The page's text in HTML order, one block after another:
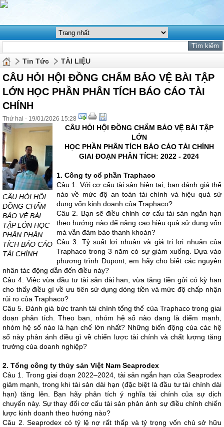
Tin Tức TÀI LIỆU
CÂU HỎI HỘI ĐỒNG CHẤM BẢO VỆ BÀI TẬP
LỚN HỌC PHẦN PHÂN TÍCH BÁO CÁO TÀI
CHÍNH
Thứ hai - 19/01/2026 15:28
CÂU HỎI HỘI
ĐỒNG CHẤM
BẢO VỆ BÀI
TẬP LỚN HỌC
PHẦN PHÂN
TÍCH BÁO CÁO
TÀI CHÍNH
CÂU HỎI HỘI ĐỒNG CHẤM BẢO VỆ BÀI TẬP
LỚN
HỌC PHẦN PHÂN TÍCH BÁO CÁO TÀI CHÍNH
GIAI ĐOẠN PHÂN TÍCH: 2022 - 2024
1. Công ty cổ phần Traphaco
Câu 1. Với cơ cấu tài sản hiện tại, bạn đánh giá thế
nào về mức độ an toàn tài chính và hiệu quả sử
dụng vốn kinh doanh của Traphaco?
Câu 2. Bạn sẽ điều chỉnh cơ cấu tài sản ngắn hạn
theo hướng nào để nâng cao hiệu quả sử dụng vốn
mà vẫn đảm bảo thanh khoản?
Câu 3. Tỷ suất lợi nhuận và giá trị lợi nhuận của
Traphaco trong 3 năm có sự giảm xuống. Dựa vào
phương trình Dupont, em hãy cho biết các nguyên
nhân tác động dẫn đến điều này?
Câu 4. Việc vừa đầu tư tài sản dài hạn, vừa tăng tiền gửi có kỳ hạn
cho thấy điều gì về ưu tiên sử dụng dòng tiền và mức độ chấp nhận
rủi ro của Traphaco?
Câu 5. Đánh giá bức tranh tài chính tổng thể của Traphaco trong giai
đoạn phân tích. Theo bạn, nhóm hệ số nào đang là điểm mạnh,
nhóm hệ số nào là hạn chế lớn nhất? Những biến động của các hệ
số này phản ánh điều gì về chiến lược tài chính và chất lượng tăng
trưởng của doanh nghiệp?
2. Tổng công ty thủy sản Việt Nam Seaprodex
Câu 1. Trong giai đoạn 2022–2024, tài sản ngắn hạn của Seaprodex
giảm mạnh, trong khi tài sản dài hạn (đặc biệt là đầu tư tài chính dài
hạn) tăng lên. Bạn hãy phân tích ý nghĩa tài chính của sự dịch
chuyển này. Sự thay đổi cơ cấu tài sản phản ánh sự điều chỉnh chiến
lược kinh doanh theo hướng nào?
Câu 2. Seaprodex có tỷ lệ nợ rất thấp và tỷ trọng vốn chủ sở hữu